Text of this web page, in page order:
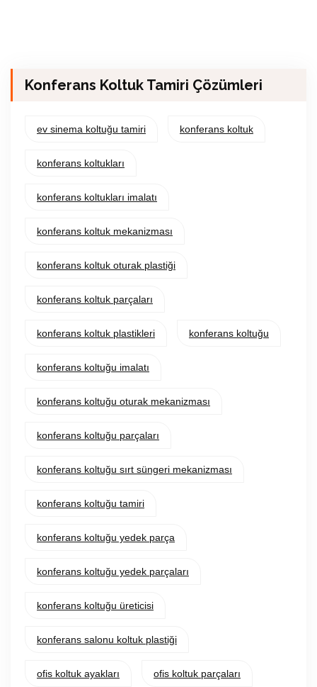
Konferans Koltuk Tamiri Çözümleri
ev sinema koltuğu tamiri konferans koltuk
konferans koltukları
konferans koltukları imalatı
konferans koltuk mekanizması
konferans koltuk oturak plastiği
konferans koltuk parçaları
konferans koltuk plastikleri konferans koltuğu
konferans koltuğu imalatı
konferans koltuğu oturak mekanizması
konferans koltuğu parçaları
konferans koltuğu sırt süngeri mekanizması
konferans koltuğu tamiri
konferans koltuğu yedek parça
konferans koltuğu yedek parçaları
konferans koltuğu üreticisi
konferans salonu koltuk plastiği
ofis koltuk ayakları ofis koltuk parçaları